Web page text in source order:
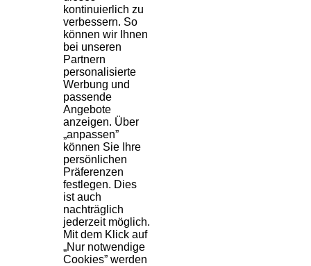
kontinuierlich zu
verbessern. So
können wir Ihnen
bei unseren
Partnern
personalisierte
Werbung und
passende
Angebote
anzeigen. Über
„anpassen”
können Sie Ihre
persönlichen
Präferenzen
festlegen. Dies
ist auch
nachträglich
jederzeit möglich.
Mit dem Klick auf
„Nur notwendige
Cookies” werden